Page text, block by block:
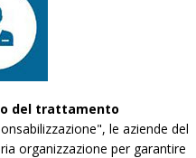
del trattamento
le aziende del
organizzazione per garantire